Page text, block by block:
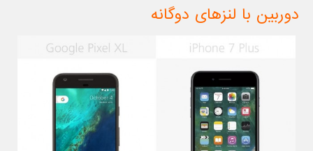
دوربین با لنزهای دوگانه